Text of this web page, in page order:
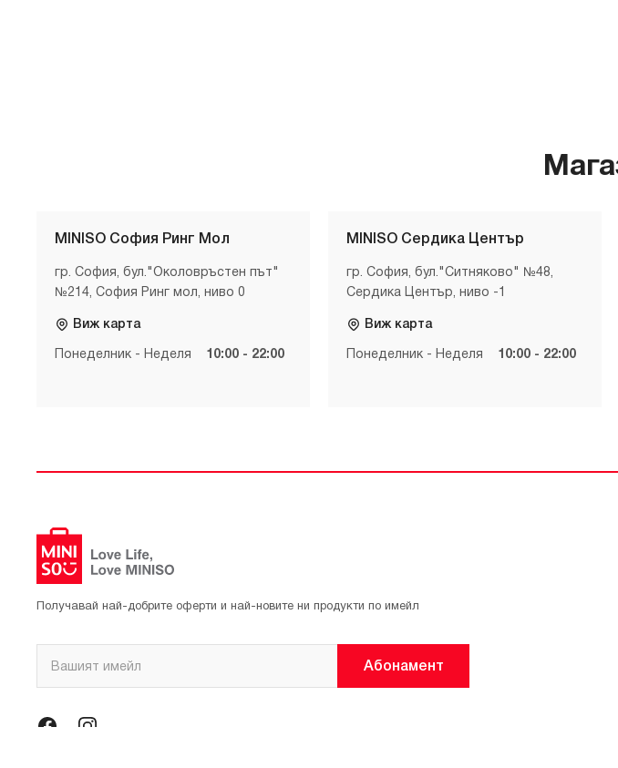
MINISO София Ринг Мол
гр. София, бул."Околовръстен път"
№214, София Ринг мол, ниво 0
Виж карта
Понеделник - Неделя 10:00 - 22:00
MINISO Сердика Център
гр. София, бул."Ситняково" №48,
Сердика Център, ниво -1
Виж карта
Понеделник - Неделя 10:00 - 22:00
Получавай най-добрите оферти и най-новите ни продукти по имейл
Абонамент